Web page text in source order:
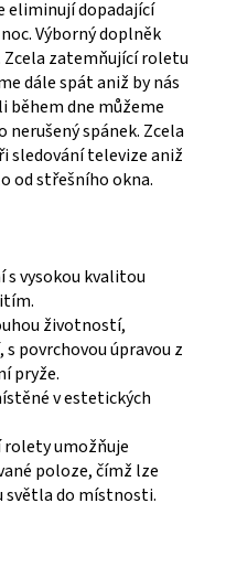
eliminují dopadající
Výborný doplněk
Zcela zatemňující roletu
dále spát aniž by nás
během dne můžeme
spánek. Zcela
sledování televize aniž
od střešního okna.
s vysokou kvalitou
životností,
povrchovou úpravou z
pryže.
v estetických
umožňuje
poloze, čímž lze
světla do místnosti.